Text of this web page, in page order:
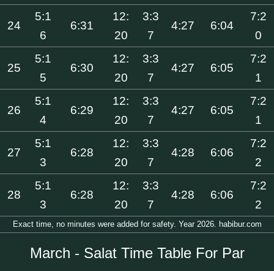
24
5:1
6
6:31
12:
20
3:3
7
4:27 6:04
7:2
0
25
5:1
5
6:30
12:
20
3:3
7
4:27 6:05
7:2
1
26
5:1
4
6:29
12:
20
3:3
7
4:27 6:05
7:2
1
27
5:1
3
6:28
12:
20
3:3
7
4:28 6:06
7:2
2
28
5:1
3
6:28
12:
20
3:3
7
4:28 6:06
7:2
2
Exact time, no minutes were added for safety. Year 2026. habibur.com
March - Salat Time Table For Par